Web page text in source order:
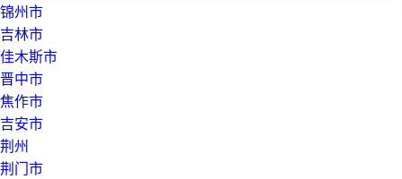
锦州市
吉林市
佳木斯市
晋中市
焦作市
吉安市
荆州
荆门市